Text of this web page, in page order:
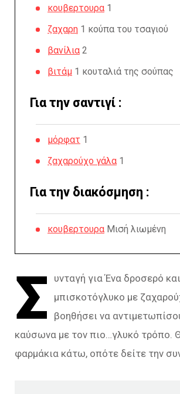
κουβερτουρα 1
ζαχαρη 1 κούπα του τσαγιού
βανίλια 2
βιτάμ 1 κουταλιά της σούπας
Για την σαντιγί :
μόρφατ 1
ζαχαρούχο γάλα 1
Για την διακόσμηση :
κουβερτουρα Μισή λιωμένη
Σ
υνταγή για Ένα δροσερό
μπισκοτόγλυκο με
βοηθήσει να
καύσωνα με τον πιο…γλυκό τρόπο.
φαρμάκια κάτω, οπότε δείτε την